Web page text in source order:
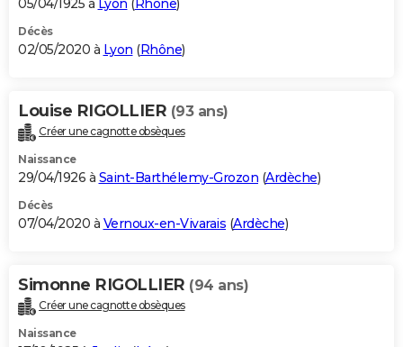
05/04/1925 à Lyon (Rhône)
Décès
02/05/2020 à Lyon (Rhône)
Louise RIGOLLIER (93 ans)
Créer une cagnotte obsèques
Naissance
29/04/1926 à Saint-Barthélemy-Grozon (Ardèche)
Décès
07/04/2020 à Vernoux-en-Vivarais (Ardèche)
Simonne RIGOLLIER (94 ans)
Créer une cagnotte obsèques
Naissance